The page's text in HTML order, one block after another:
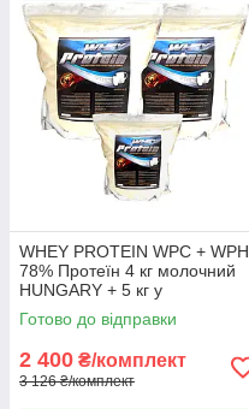
WHEY PROTEIN WPC + WPH
78% Протеїн 4 кг молочний
HUNGARY + 5 кг у
Подарунок!
Готово до відправки
2 400 ₴/комплект
3 126 ₴/комплект